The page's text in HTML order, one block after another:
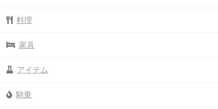
料理
家具
アイテム
騎乗